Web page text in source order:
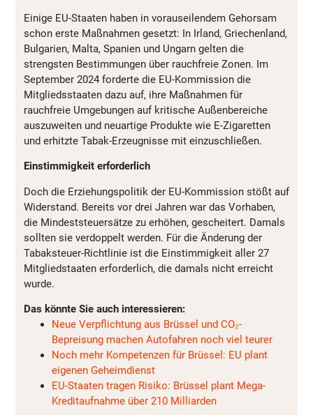
Einige EU-Staaten haben in vorauseilendem Gehorsam
schon erste Maßnahmen gesetzt: In Irland, Griechenland,
Bulgarien, Malta, Spanien und Ungarn gelten die
strengsten Bestimmungen über rauchfreie Zonen. Im
September 2024 forderte die EU-Kommission die
Mitgliedsstaaten dazu auf, ihre Maßnahmen für
rauchfreie Umgebungen auf kritische Außenbereiche
auszuweiten und neuartige Produkte wie E-Zigaretten
und erhitzte Tabak-Erzeugnisse mit einzuschließen.
Einstimmigkeit erforderlich
Doch die Erziehungspolitik der EU-Kommission stößt auf
Widerstand. Bereits vor drei Jahren war das Vorhaben,
die Mindeststeuersätze zu erhöhen, gescheitert. Damals
sollten sie verdoppelt werden. Für die Änderung der
Tabaksteuer-Richtlinie ist die Einstimmigkeit aller 27
Mitgliedstaaten erforderlich, die damals nicht erreicht
wurde.
Das könnte Sie auch interessieren:
Neue Verpflichtung aus Brüssel und CO₂-
Bepreisung machen Autofahren noch viel teurer
Noch mehr Kompetenzen für Brüssel: EU plant
eigenen Geheimdienst
EU-Staaten tragen Risiko: Brüssel plant Mega-
Kreditaufnahme über 210 Milliarden